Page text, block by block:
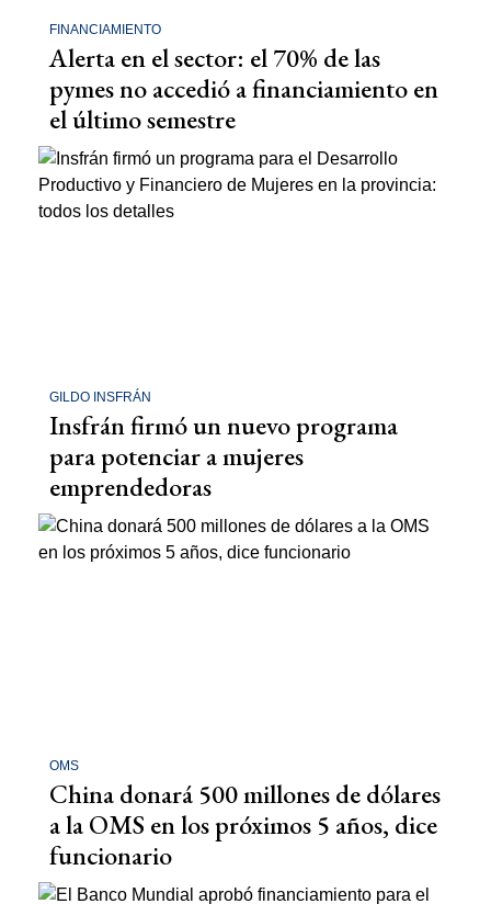
FINANCIAMIENTO
Alerta en el sector: el 70% de las
pymes no accedió a financiamiento en
el último semestre
GILDO INSFRÁN
Insfrán firmó un nuevo programa
para potenciar a mujeres
emprendedoras
OMS
China donará 500 millones de dólares
a la OMS en los próximos 5 años, dice
funcionario